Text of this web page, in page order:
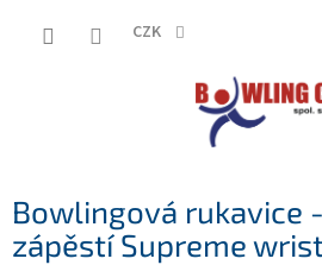
CZK
Bowlingová rukavice
zápěstí Supreme